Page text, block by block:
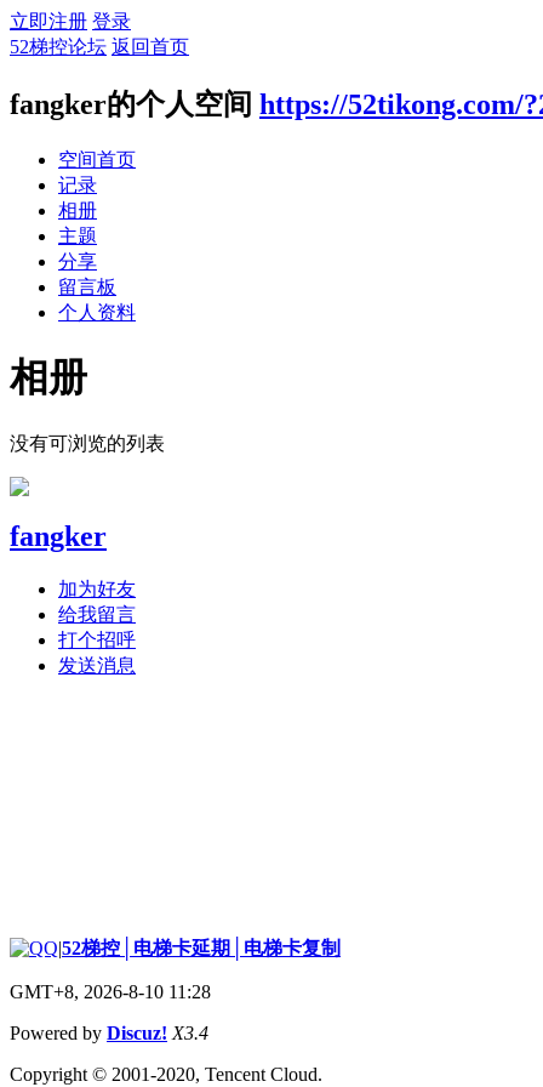
立即注册 登录
52梯控论坛 返回首页
fangker的个人空间 https://52tikong.com/
空间首页
记录
相册
主题
分享
留言板
个人资料
相册
没有可浏览的列表
fangker
加为好友
给我留言
打个招呼
发送消息
|52梯控│电梯卡延期│电梯卡复制
GMT+8, 2026-8-10 11:28
Powered by Discuz! X3.4
Copyright © 2001-2020, Tencent Cloud.